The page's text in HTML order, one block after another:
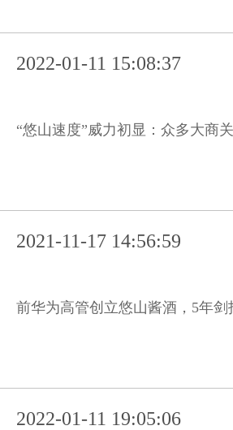
2022-01-11 15:08:37
“悠山速度”威力初显：众多大商
2021-11-17 14:56:59
前华为高管创立悠山酱酒，5年剑
2022-01-11 19:05:06